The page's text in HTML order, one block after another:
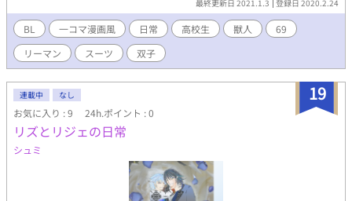
最終更新日 2021.1.3 登録日 2020.2.24
BL 一コマ漫画風 日常 高校生 獣人
69
リーマン
スーツ 双子
19
連載中 なし
お気に入り : 9 24h.ポイント : 0
リズとリジェの日常
シュミ